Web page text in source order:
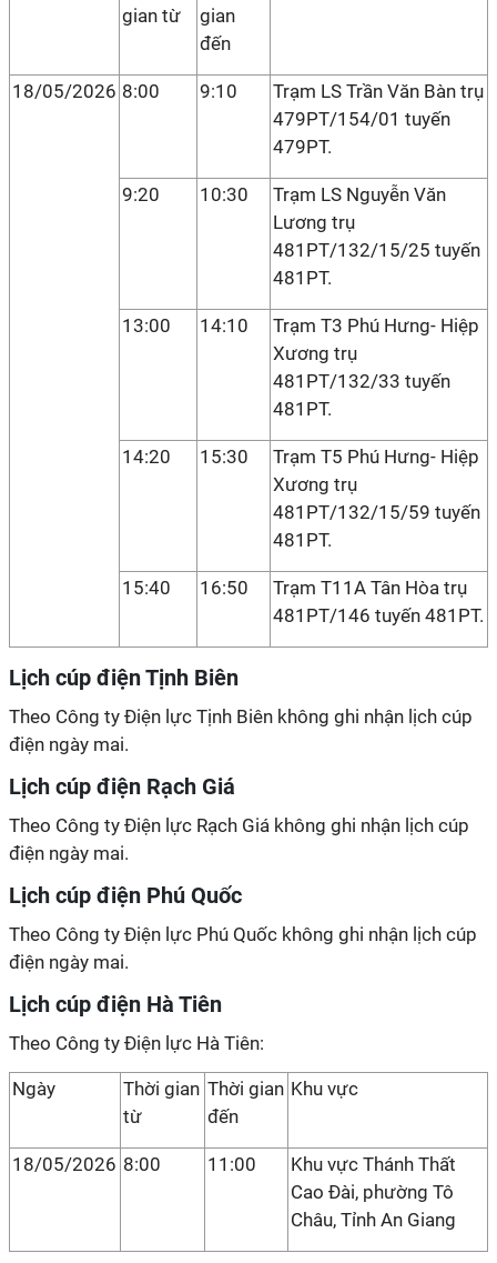
gian từ
gian
đến
18/05/2026 8:00 9:10
Trạm LS Trần Văn Bàn trụ
479PT/154/01 tuyến
479PT.
9:20 10:30
Trạm LS Nguyễn Văn
Lương trụ
481PT/132/15/25 tuyến
481PT.
13:00 14:10
Trạm T3 Phú Hưng- Hiệp
Xương trụ
481PT/132/33 tuyến
481PT.
14:20 15:30
Trạm T5 Phú Hưng- Hiệp
Xương trụ
481PT/132/15/59 tuyến
481PT.
15:40 16:50
Trạm T11A Tân Hòa trụ
481PT/146 tuyến 481PT.
Lịch cúp điện Tịnh Biên
Theo Công ty Điện lực Tịnh Biên không ghi nhận lịch cúp
điện ngày mai.
Lịch cúp điện Rạch Giá
Theo Công ty Điện lực Rạch Giá không ghi nhận lịch cúp
điện ngày mai.
Lịch cúp điện Phú Quốc
Theo Công ty Điện lực Phú Quốc không ghi nhận lịch cúp
điện ngày mai.
Lịch cúp điện Hà Tiên
Theo Công ty Điện lực Hà Tiên:
Ngày
Thời gian
từ
Thời gian
đến
Khu vực
18/05/2026 8:00 11:00
Khu vực Thánh Thất
Cao Đài, phường Tô
Châu, Tỉnh An Giang